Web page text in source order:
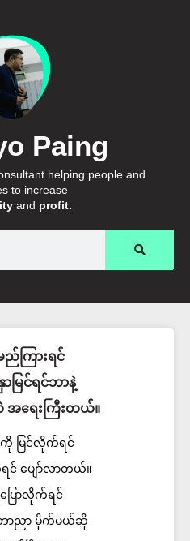
Paing
helping people and
to increase
and profit.
ကြားရင်
မြင်ရင်ဘာနဲ့
အရေးကြီးတယ်။
ကို မြင်လိုက်ရင်
ပျော်လာတယ်။
ြောလိုက်ရင်
ဘာညာ မိုက်မယ်ဆို